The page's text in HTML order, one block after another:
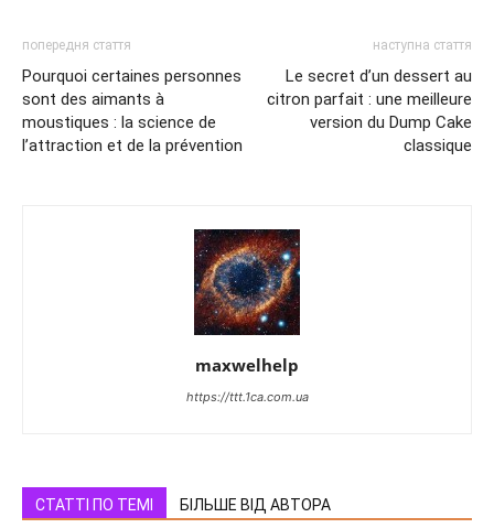
попередня стаття
Pourquoi certaines personnes
sont des aimants à
moustiques : la science de
l’attraction et de la prévention
наступна стаття
Le secret d’un dessert au
citron parfait : une meilleure
version du Dump Cake
classique
maxwelhelp
https://ttt.1ca.com.ua
СТАТТІ ПО ТЕМІ БІЛЬШЕ ВІД АВТОРА